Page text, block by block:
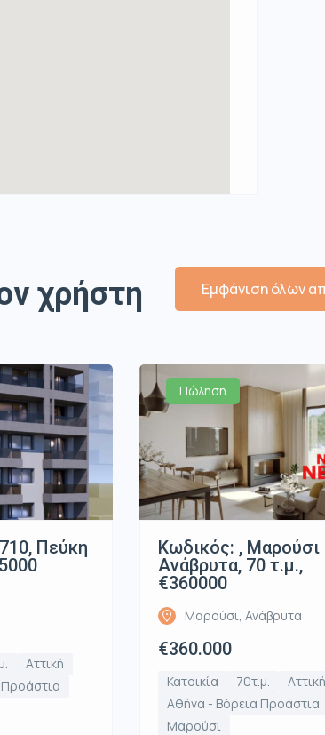
χρήστη Εμφάνιση όλων
Πεύκη
Αττική
Πώληση
Κωδικός: , Μαρούσι
Ανάβρυτα, 70 τ.μ.,
€360000
Μαρούσι, Ανάβρυτα
€360.000
Κατοικία 70τ.μ.
Αττική
Αθήνα - Βόρεια Προάστια
Μαρούσι